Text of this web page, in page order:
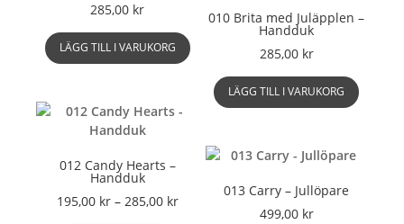
285,00 kr
LÄGG TILL I VARUKORG
010 Brita med Juläpplen –
Handduk
285,00 kr
LÄGG TILL I VARUKORG
012 Candy Hearts –
Handduk
195,00 kr – 285,00 krPrisintervall:
013 Carry – Jullöpare
499,00 kr